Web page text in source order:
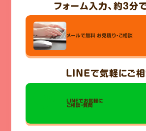
フォーム入力、 約3分
メールで無料 お見積り・ご相談
LINEで気軽にご
LINEでお気軽に
ご相談・質問